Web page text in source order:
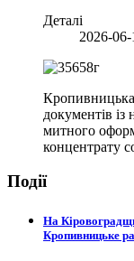
Деталі
2026-
документів
митного
концентрату
Події
На
Кропивницьке